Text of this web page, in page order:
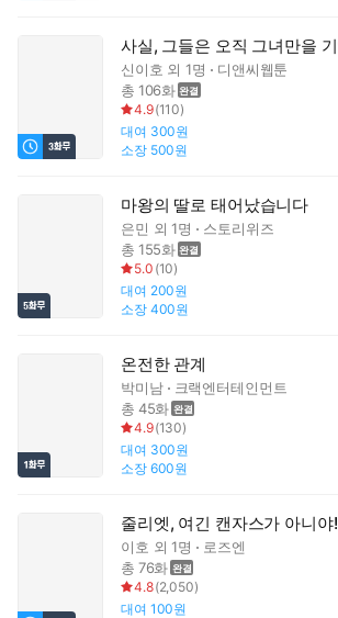
신이호 외 1명
디앤씨웹툰
총 106화
4.9(110)
대여 300원
소장 500원
마왕의 딸로 태어났습니다
은민 외 1명
스토리위즈
총 155화
5.0 (10)
대여 200원
소장 400원
온전한 관계
박미남
크랙엔터테인먼트
총 45화
4.9(130)
대여 300원
소장 600원
줄리엣, 여긴 캔자스가 아니야!
이호 외 1명
로즈엔
총 76화
4.8(2,050)
대여 100원